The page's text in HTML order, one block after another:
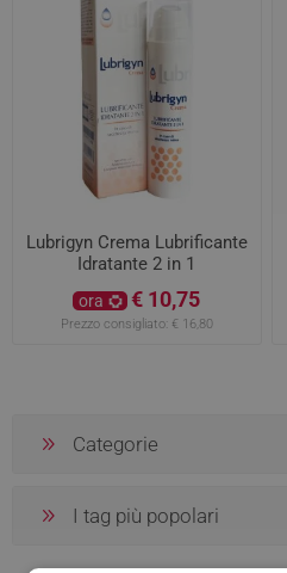
Lubrigyn Crema Lubrificante
Idratante 2 in 1
ora € 10,75
Prezzo consigliato: € 16,80
Categorie
I tag più popolari